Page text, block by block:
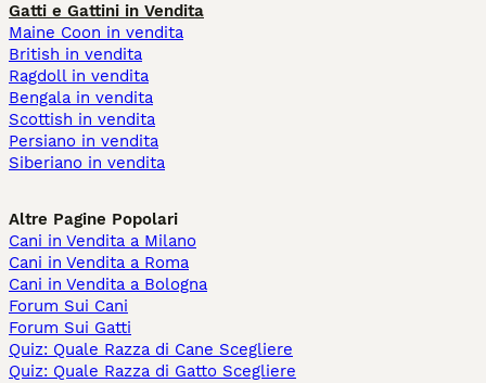
Gatti e Gattini in Vendita
Maine Coon in vendita
British in vendita
Ragdoll in vendita
Bengala in vendita
Scottish in vendita
Persiano in vendita
Siberiano in vendita
Altre Pagine Popolari
Cani in Vendita a Milano
Cani in Vendita a Roma
Cani in Vendita a Bologna
Forum Sui Cani
Forum Sui Gatti
Quiz: Quale Razza di Cane Scegliere
Quiz: Quale Razza di Gatto Scegliere